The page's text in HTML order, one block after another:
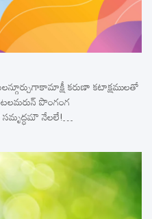
కరుణా కటాక్షములతో
పొంగంగ
సమృద్ధమౌ నేలలే!…